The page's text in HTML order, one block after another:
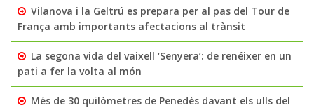
Vilanova i la Geltrú es prepara per al pas del Tour de
França amb importants afectacions al trànsit
La segona vida del vaixell ‘Senyera’: de renéixer en un
pati a fer la volta al món
Més de 30 quilòmetres de Penedès davant els ulls del